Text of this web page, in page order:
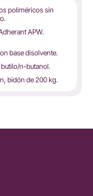
poliméricos sin
APW.
base disolvente.
n-butanol.
bidón de 200 kg.